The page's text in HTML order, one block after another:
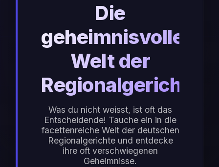
Die
geheimnisvolle
Welt der
Regionalgerichte
Was du nicht weisst, ist oft das
Entscheidende! Tauche ein in die
facettenreiche Welt der deutschen
Regionalgerichte und entdecke
ihre oft verschwiegenen
Geheimnisse.